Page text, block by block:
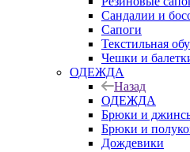
Сандалии и
Сапоги
Текстильная
Чешки и
ОДЕЖДА
Назад
ОДЕЖДА
Брюки и
Брюки и
Дождевики